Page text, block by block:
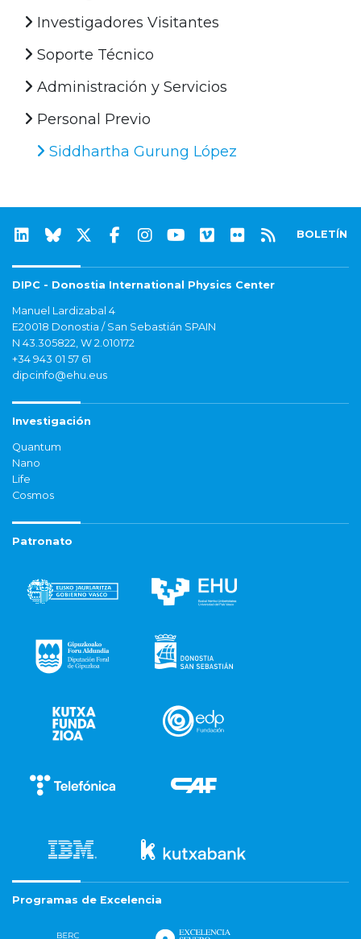
Investigadores Visitantes
Soporte Técnico
Administración y Servicios
Personal Previo
Siddhartha Gurung López
BOLETÍN
DIPC - Donostia International Physics Center
Manuel Lardizabal 4
E20018 Donostia / San Sebastián SPAIN
N 43.305822, W 2.010172
+34 943 01 57 61
dipcinfo@ehu.eus
Investigación
Quantum
Nano
Life
Cosmos
Patronato
Programas de Excelencia